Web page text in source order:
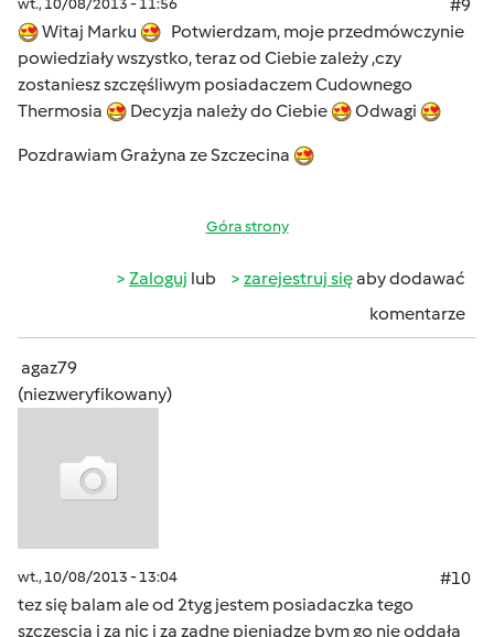
wt., 10/08/2013 - 11:56
#9
Witaj Marku
Potwierdzam, moje przedmówczynie
powiedziały wszystko, teraz od Ciebie zależy ,czy
zostaniesz szczęśliwym posiadaczem Cudownego
Thermosia
Decyzja należy do Ciebie Odwagi
Pozdrawiam Grażyna ze Szczecina
Góra strony
Zaloguj lub zarejestruj sięaby dodawać
komentarze
agaz79
(niezweryfikowany)
wt., 10/08/2013 - 13:04
#10
tez się balam ale od 2tyg jestem posiadaczka tego
szczescia i za nic i za zadne pieniadze bym go nie oddała